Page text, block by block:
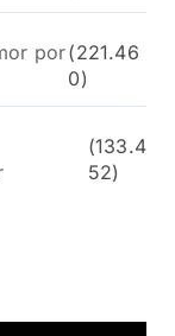
por(221.46
0)
(133.4
52)